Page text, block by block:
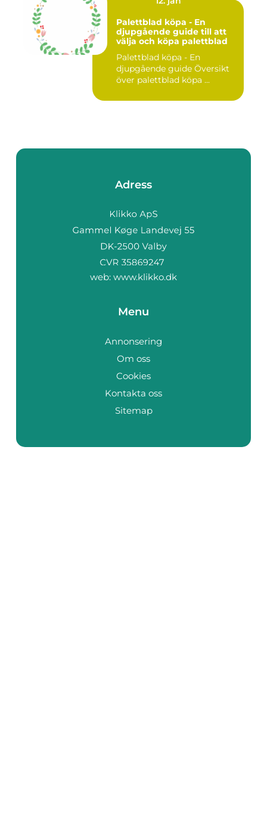
Palettblad köpa - En
djupgående guide till att
välja och köpa palettblad
Palettblad köpa - En
djupgående guide Översikt
över palettblad köpa ...
Adress
web: www.klikko.dk
Menu
Annonsering
Om oss
Cookies
Kontakta oss
Sitemap